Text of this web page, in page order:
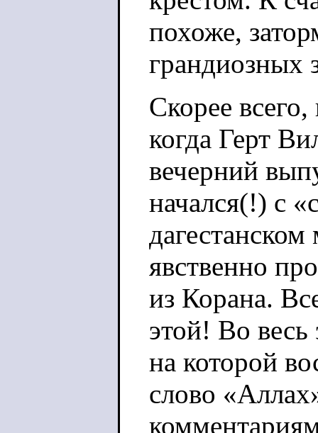
похоже,
грандиозных
Скорее
когда Герт
вечерний
начался(!) с
явственно
из Корана.
этой! Во
на которой
слово